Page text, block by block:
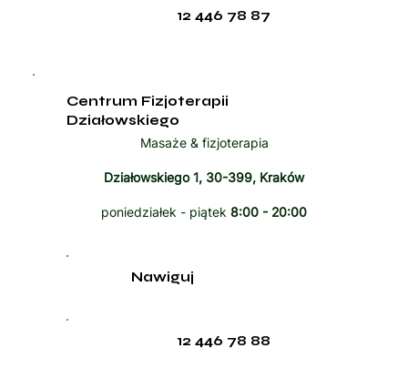
12 446 78 87
Centrum Fizjoterapii
Działowskiego
Masaże & fizjoterapia
Działowskiego 1, 30-399, Kraków
poniedziałek - piątek 8:00 - 20:00
12 446 78 88
Nawiguj